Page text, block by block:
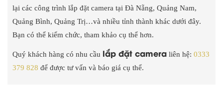
lại các công trình lắp đặt camera tại Đà Nẵng, Quảng Nam,
Quảng Bình, Quảng Trị…và nhiều tỉnh thành khác dưới đây.
Bạn có thể kiểm chức, tham khảo cụ thể hơn.
Quý khách hàng có nhu cầu lắp đặt camera liên hệ: 0333
379 828 để được tư vấn và báo giá cụ thể.